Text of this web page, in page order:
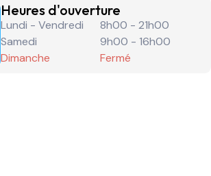
Heures d'ouverture
Lundi - Vendredi
8h00 - 21h00
Samedi
9h00 - 16h00
Dimanche
Fermé